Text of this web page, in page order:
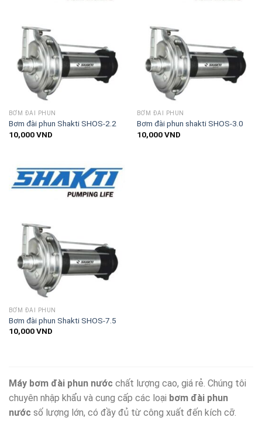
BƠM ĐÀI PHUN
Bơm đài phun Shakti SHOS-2.2
10,000VND
BƠM ĐÀI PHUN
Bơm đài phun shakti SHOS-3.0
10,000VND
BƠM ĐÀI PHUN
Bơm đài phun Shakti SHOS-7.5
10,000VND
Máy bơm đài phun nước chất lượng cao, giá rẻ. Chúng tôi
chuyên nhập khẩu và cung cấp các loại bơm đài phun
nước số lượng lớn, có đầy đủ từ công xuất đến kích cỡ.